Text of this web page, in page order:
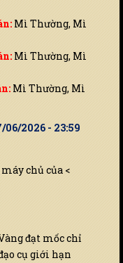
Mì Thường, Mì
Mì Thường, Mì
Mì Thường, Mì
06/2026 - 23:59
chủ của <
đạt mốc chỉ
cụ giới hạn